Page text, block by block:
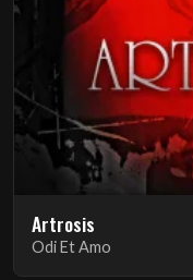
Artrosis
Odi Et Amo